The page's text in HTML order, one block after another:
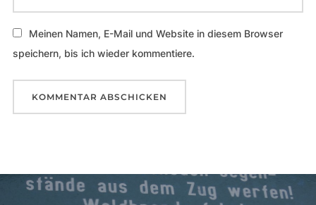
Meinen Namen, E-Mail und Website in diesem Browser
speichern, bis ich wieder kommentiere.
Beitragsnavigation